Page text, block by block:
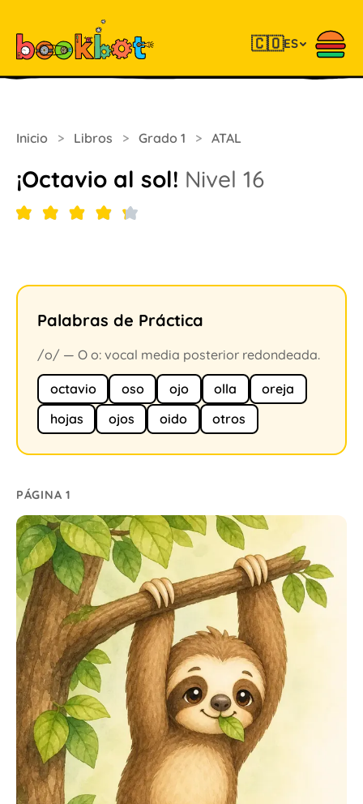
🇨🇴ES
Inicio > Libros > Grado 1 > ATAL
¡Octavio al sol! Nivel 16
Palabras de Práctica
/o/ — O o: vocal media posterior redondeada.
octavio oso ojo olla
oreja
hojas
ojos oido otros
PÁGINA 1